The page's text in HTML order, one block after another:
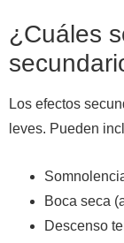
¿Cuáles
Los efectos
leves. Pueden
Boca seca
Descenso